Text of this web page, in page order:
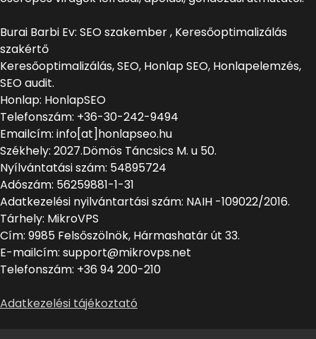
Burai Barbi Ev: SEO szakember , Keresőoptimalizálás
szakértő
Keresőoptimalizálás, SEO, Honlap SEO, Honlapelemzés,
SEO audit.
Honlap: HonlapSEO
Telefonszám: +36-30-242-9494
Emailcím: info[at]honlapseo.hu
Székhely: 2027.Dömös Táncsics M. u 50.
Nyílvántatási szám: 54895724
Adószám: 56259881-1-31
Adatkezelési nyilvántartási szám: NAIH -109022/2016.
Tárhely: MikroVPS
Cím: 9985 Felsőszölnök, Hármashatár út 33.
E-mailcím: support@mikrovps.net
Telefonszám: +36 94 200-210
Adatkezelési tájékoztató